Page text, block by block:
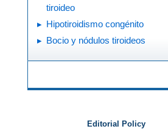
tiroideo
Hipotiroidismo congénito
Bocio y nódulos tiroideos
Editorial Policy